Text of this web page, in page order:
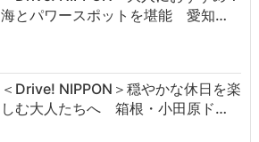
海とパワースポットを堪能 愛知…
＜Drive! NIPPON＞穏やかな休日を楽
しむ大人たちへ 箱根・小田原ド…